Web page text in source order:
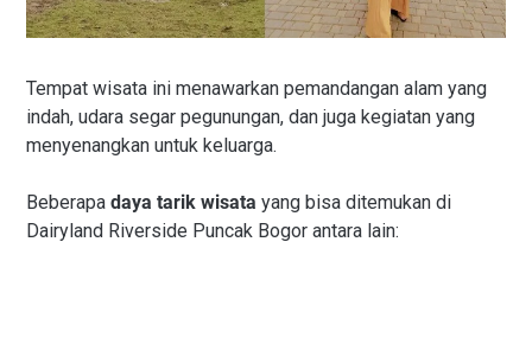
Tempat wisata ini menawarkan pemandangan alam yang
indah, udara segar pegunungan, dan juga kegiatan yang
menyenangkan untuk keluarga.
Beberapa daya tarik wisata yang bisa ditemukan di
Dairyland Riverside Puncak Bogor antara lain: